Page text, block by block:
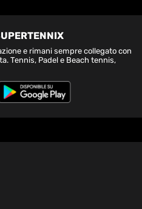
e rimani sempre collegato con
Tennis, Padel e Beach tennis,